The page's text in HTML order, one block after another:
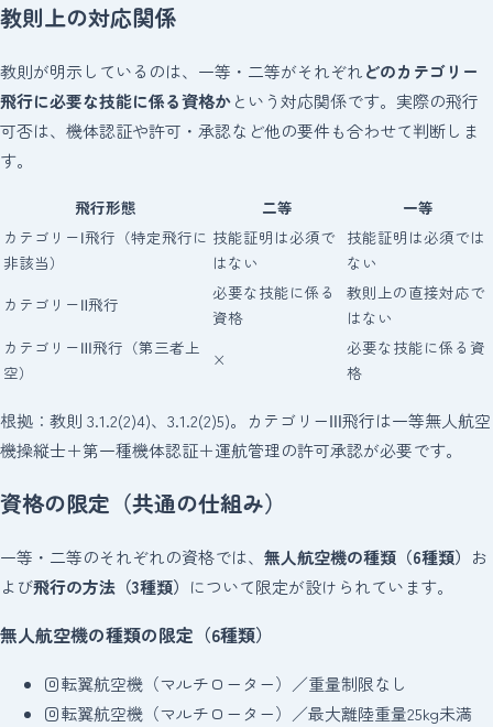
教則上の対応関係
教則が明示しているのは、一等・二等がそれぞれどのカテゴリー
飛行に必要な技能に係る資格かという対応関係です。実際の飛行
可否は、機体認証や許可・承認など他の要件も合わせて判断しま
す。
飛行形態 二等
一等
カテゴリーⅠ飛行（特定飛行に
非該当）
技能証明は必須で
はない
技能証明は必須では
ない
カテゴリーⅡ飛行
必要な技能に係る
資格
教則上の直接対応で
はない
カテゴリーⅢ飛行（第三者上
空）
×
必要な技能に係る資
格
根拠：教則 3.1.2(2)4)、3.1.2(2)5)。カテゴリーⅢ飛行は一等無人航空
機操縦士＋第一種機体認証＋運航管理の許可承認が必要です。
資格の限定（共通の仕組み）
一等・二等のそれぞれの資格では、 無人航空機の種類（6種類） お
よび飛行の方法（3種類） について限定が設けられています。
無人航空機の種類の限定（6種類）
回転翼航空機（マルチローター）／重量制限なし
回転翼航空機（マルチローター）／最大離陸重量25kg未満